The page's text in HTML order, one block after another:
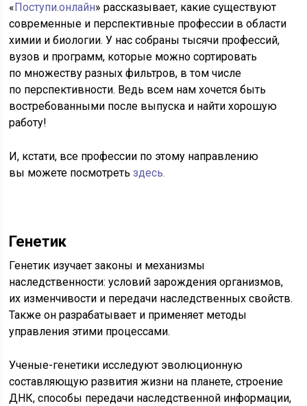
« Поступи.онлайн» рассказывает, какие существуют
современные и перспективные профессии в области
химии и биологии. У нас собраны тысячи профессий,
вузов и программ, которые можно сортировать
по множеству разных фильтров, в том числе
по перспективности. Ведь всем нам хочется быть
востребованными после выпуска и найти хорошую
работу!
И, кстати, все профессии по этому направлению
вы можете посмотретьздесь.
Генетик
Генетик изучает законы и механизмы
наследственности: условий зарождения организмов,
их изменчивости и передачи наследственных свойств.
Также он разрабатывает и применяет методы
управления этими процессами.
Ученые-генетики исследуют эволюционную
составляющую развития жизни на планете, строение
ДНК, способы передачи наследственной информации,